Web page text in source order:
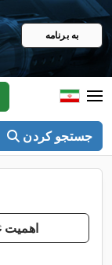
به برنامه
جستجو کردن
اهمیت